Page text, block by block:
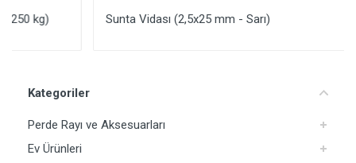
Kategoriler
Perde Rayı ve Aksesuarları
Ev Ürünleri
Sunta Vidası (2,5x25 mm - Sarı)